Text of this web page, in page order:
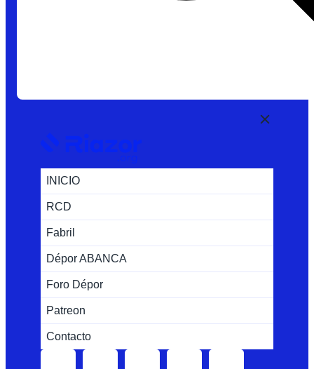
INICIO
RCD
Fabril
Dépor ABANCA
Foro Dépor
Patreon
Contacto